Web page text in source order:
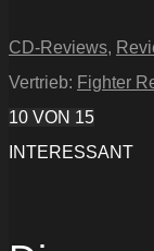
CD-Reviews,
Vertrieb: Fighter
10 VON 15
INTERESSANT